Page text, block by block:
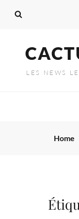
LES NEWS
Home